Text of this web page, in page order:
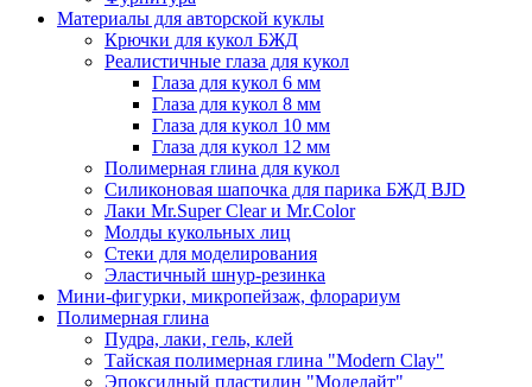
Материалы для авторской куклы
Крючки для кукол БЖД
Реалистичные глаза для кукол
Глаза для кукол 6 мм
Глаза для кукол 8 мм
Глаза для кукол 10 мм
Глаза для кукол 12 мм
Полимерная глина для кукол
Силиконовая шапочка для парика БЖД BJD
Лаки Mr.Super Clear и Mr.Color
Молды кукольных лиц
Стеки для моделирования
Эластичный шнур-резинка
Мини-фигурки, микропейзаж, флорариум
Полимерная глина
Пудра, лаки, гель, клей
Тайская полимерная глина "Modern Clay"
Эпоксидный пластилин "Моделайт"